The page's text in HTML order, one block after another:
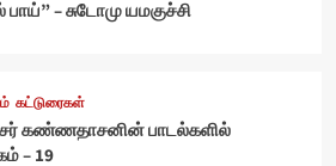
பாய்” – சுடோமு யமகுச்சி
கட்டுரைகள்
கண்ணதாசனின் பாடல்களில்
– 19